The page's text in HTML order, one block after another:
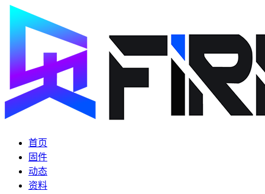
首页
固件
动态
资料